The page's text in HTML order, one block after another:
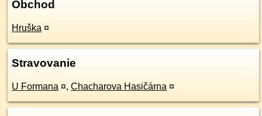
Obchod
Hruška ¤
Stravovanie
U Formana ¤, Chacharova Hasičárna ¤